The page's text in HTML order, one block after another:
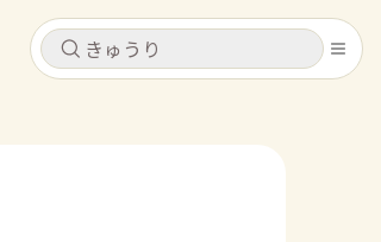
キャンセル
キャンセル